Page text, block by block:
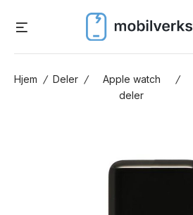
Hjem / Deler /
Apple watch
deler
/